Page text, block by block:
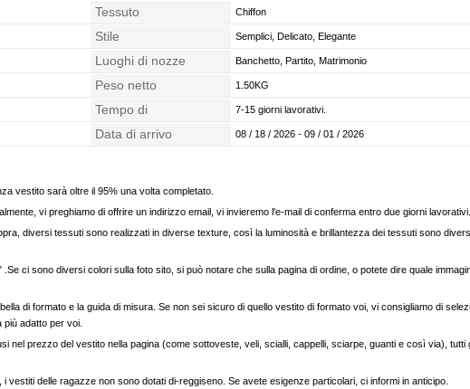
Tessuto Chiffon
Stile Semplici, Delicato, Elegante
Luoghi di nozze Banchetto, Partito, Matrimonio
Peso netto 1.50KG
Tempo di
confezionamento
7-15 giorni lavorativi.
Data di arrivo 08 / 18 / 2026 - 09 / 01 / 2026
vestito sarà oltre il 95% una volta completato.
vi preghiamo di offrire un indirizzo email, vi invieremo l'e-mail di conferma entro due giorni lavorativi.
diversi tessuti sono realizzati in diverse texture, così la luminosità e brillantezza dei tessuti sono
ci sono diversi colori sulla foto sito, si può notare che sulla pagina di ordine, o potete dire quale
di formato e la guida di misura. Se non sei sicuro di quello vestito di formato voi, vi consigliamo di
adatto per voi.
nel prezzo del vestito nella pagina (come sottoveste, veli, scialli, cappelli, sciarpe, guanti e così via), tutti
vestiti delle ragazze non sono dotati di-reggiseno. Se avete esigenze particolari, ci informi in anticipo.